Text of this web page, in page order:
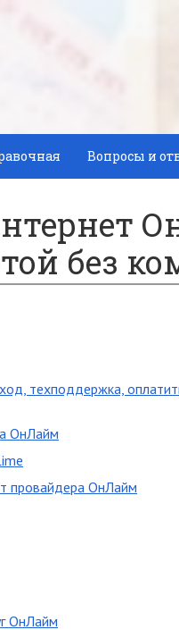
Вопросы и
без
техподдержка,
ОнЛайм
провайдера ОнЛайм
ОнЛайм